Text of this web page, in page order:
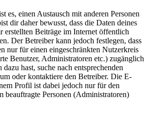
es, einen Austausch mit anderen Personen
dir daher bewusst, dass die Daten deines
erstellten Beiträge im Internet öffentlich
Der Betreiber kann jedoch festlegen, dass
nur für einen eingeschränkten Nutzerkreis
Benutzer, Administratoren etc.) zugänglich
hast, suche nach entsprechenden
oder kontaktiere den Betreiber. Die E-
Profil ist dabei jedoch nur für den
beauftragte Personen (Administratoren)